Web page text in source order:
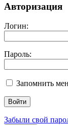
Авторизация
Логин:
Пароль:
Запомнить
Забыли свой